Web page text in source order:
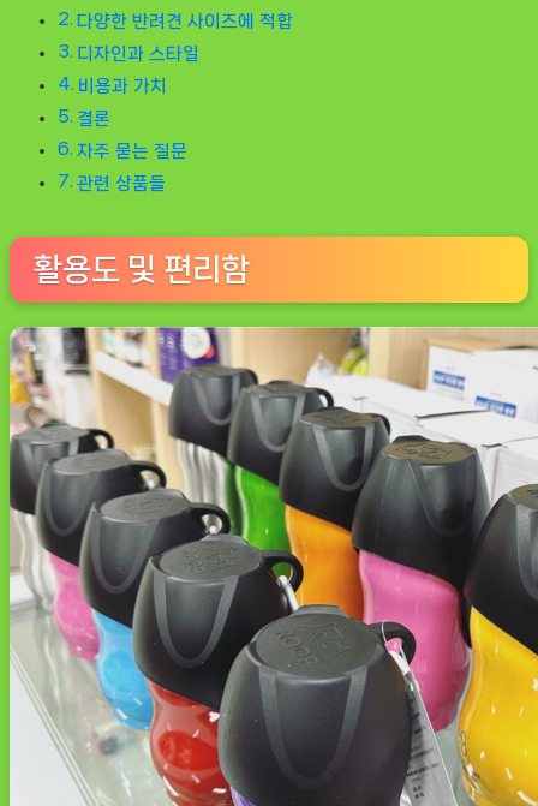
다양한 반려견 사이즈에 적합
디자인과 스타일
비용과 가치
결론
자주 묻는 질문
관련 상품들
활용도 및 편리함